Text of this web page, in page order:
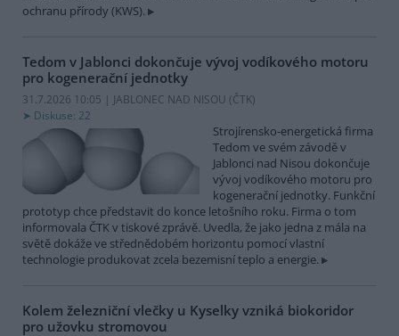
ochranu přírody (KWS).
Tedom v Jablonci dokončuje vývoj vodíkového motoru
pro kogenerační jednotky
31.7.2026 10:05 | JABLONEC NAD NISOU (ČTK)
Diskuse: 22
Strojírensko-energetická firma
Tedom ve svém závodě v
Jablonci nad Nisou dokončuje
vývoj vodíkového motoru pro
kogenerační jednotky. Funkční
prototyp chce představit do konce letošního roku. Firma o tom
informovala ČTK v tiskové zprávě. Uvedla, že jako jedna z mála na
světě dokáže ve střednědobém horizontu pomocí vlastní
technologie produkovat zcela bezemisní teplo a energie.
Kolem železniční vlečky u Kyselky vzniká biokoridor
pro užovku stromovou